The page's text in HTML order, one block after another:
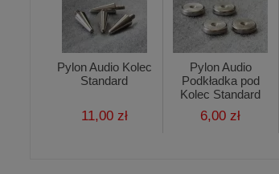
Pylon Audio Kolec
Standard
11,00 zł
Pylon Audio
Podkładka pod
Kolec Standard
6,00 zł